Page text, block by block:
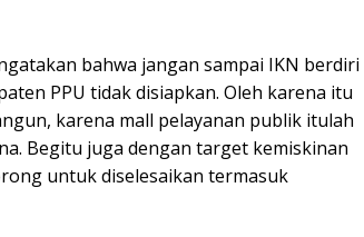
bahwa jangan sampai IKN berdiri
PPU tidak disiapkan. Oleh karena itu
karena mall pelayanan publik itulah
Begitu juga dengan target kemiskinan
untuk diselesaikan termasuk